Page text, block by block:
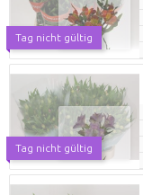
Tag nicht gültig
Tag nicht gültig